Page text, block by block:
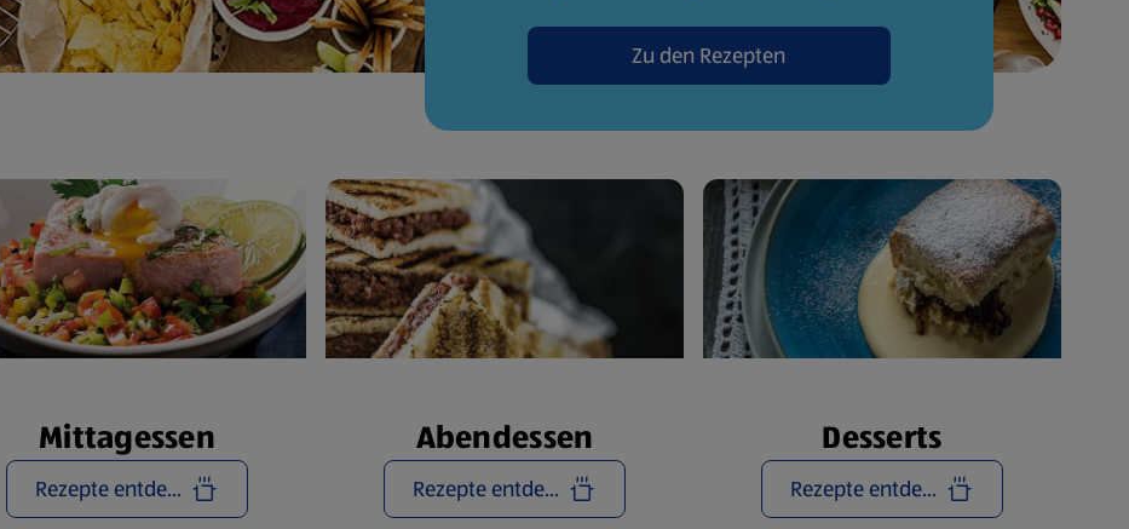
Zu den Rezepten
Mittagessen
Rezepte entdecken
Abendessen
Rezepte entdecken
Desserts
Rezepte entdecken